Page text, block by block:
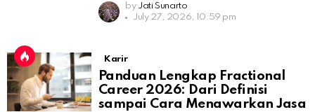
by Jati Sunarto
July 27, 2026, 10:59 pm
Karir
Panduan Lengkap Fractional
Career 2026: Dari Definisi
sampai Cara Menawarkan Jasa